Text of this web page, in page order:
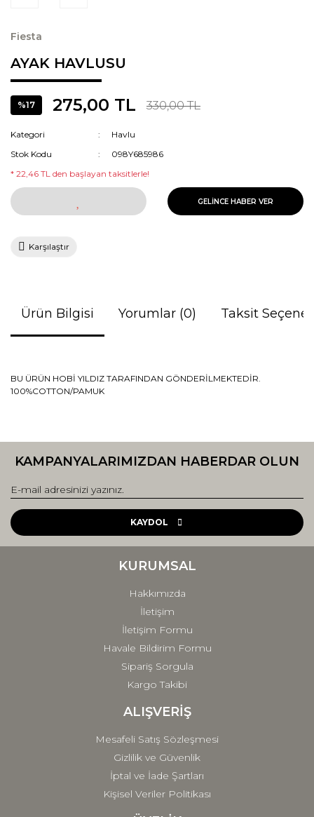
Fiesta
AYAK HAVLUSU
%17 275,00 TL 330,00 TL
Kategori
Havlu
Stok Kodu
098Y685986
* 22,46 TL den başlayan taksitlerle!
GELİNCE HABER VER
Karşılaştır
Ürün Bilgisi Yorumlar (0) Taksit
BU ÜRÜN HOBİ YILDIZ TARAFINDAN GÖNDERİLMEKTEDİR.
100%COTTON/PAMUK
konularda yetersiz gördüğünüz noktaları öneri formunu
Görüş ve önerileriniz için teşekkür ederiz.
Ürün resmi kalitesiz, bozuk veya görüntülenemiyor.
Ürün açıklamasında eksik bilgiler bulunuyor.
Ürün fiyatı diğer sitelerden daha pahalı.
Gönder
KAMPANYALARIMIZDAN HABERDAR OLUN
KAYDOL
KURUMSAL
Hakkımızda
İletişim
İletişim Formu
Havale Bildirim Formu
Sipariş Sorgula
Kargo Takibi
ALIŞVERİŞ
Mesafeli Satış Sözleşmesi
Gizlilik ve Güvenlik
İptal ve İade Şartları
Kişisel Veriler Politikası